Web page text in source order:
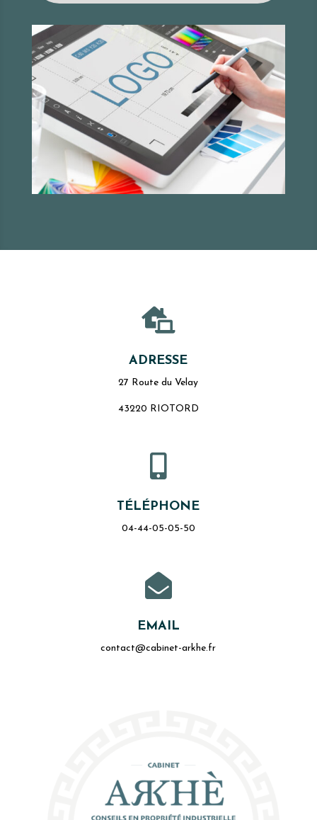

ADRESSE
27 Route du Velay
43220 RIOTORD

TÉLÉPHONE
04-44-05-05-50

EMAIL
contact@cabinet-arkhe.fr